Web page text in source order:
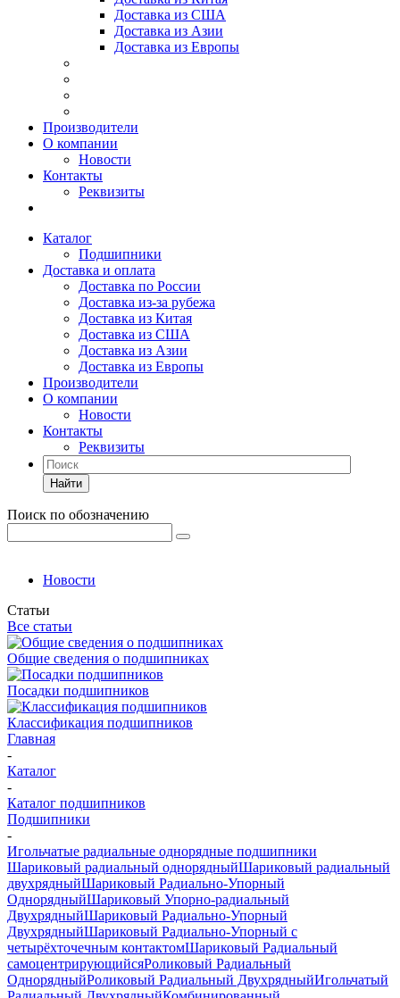
Доставка из США
Доставка из Азии
Доставка из Европы
Производители
О компании
Новости
Контакты
Реквизиты
Каталог
Подшипники
Доставка и оплата
Доставка по России
Доставка из-за рубежа
Доставка из Китая
Доставка из США
Доставка из Азии
Доставка из Европы
Производители
О компании
Новости
Контакты
Реквизиты
Найти
Поиск по обозначению
Новости
Статьи
Все статьи
Общие сведения о подшипниках
Посадки подшипников
Классификация подшипников
Главная
-
Каталог
-
Каталог подшипников
Подшипники
-
Игольчатые радиальные однорядные подшипники
Шариковый радиальный однорядныйШариковый радиальный
двухрядныйШариковый Радиально-Упорный
ОднорядныйШариковый Упорно-радиальный
ДвухрядныйШариковый Радиально-Упорный
ДвухрядныйШариковый Радиально-Упорный с
четырёхточечным контактомШариковый Радиальный
самоцентрирующийсяРоликовый Радиальный
ОднорядныйРоликовый Радиальный ДвухрядныйИгольчатый